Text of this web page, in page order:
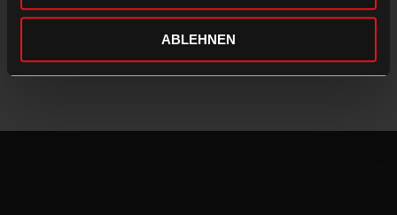
ABLEHNEN
Kontakt